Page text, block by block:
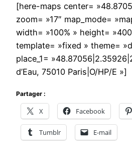
[here-maps center=
zoom= »17″ map_mode=
width= »100% » height=
template= »fixed » theme=
place_1=
d’Eau, 75010 Paris|O/HP/E »]
Partager :
X Facebook
Tumblr E-mail